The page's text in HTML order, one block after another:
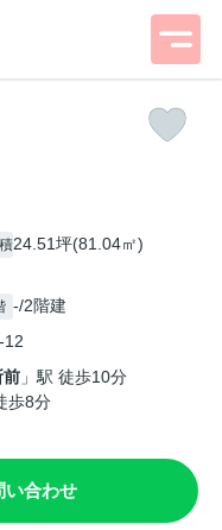
24.51坪(81.04㎡)
-/2階建
12
前 」駅 徒歩10分
歩8分
い合わせ